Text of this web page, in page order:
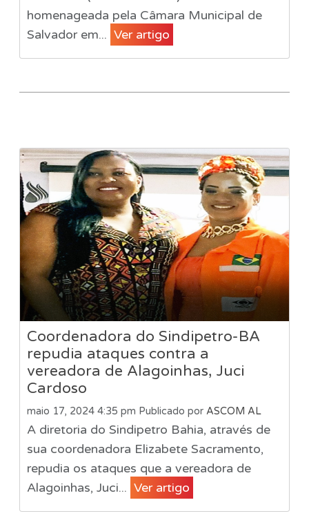
homenageada pela Câmara Municipal de
Salvador em... Ver artigo
Coordenadora do Sindipetro-BA
repudia ataques contra a
vereadora de Alagoinhas, Juci
Cardoso
maio 17, 2024 4:35 pm Publicado por ASCOM AL
A diretoria do Sindipetro Bahia, através de
sua coordenadora Elizabete Sacramento,
repudia os ataques que a vereadora de
Alagoinhas, Juci... Ver artigo